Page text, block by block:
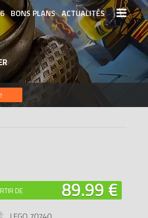
BONS PLANS ACTUALITÉS
LEGO LEGO LES PLUS CHERS
DERNIERS LEGO AJOUTÉS
DE 89.99 €